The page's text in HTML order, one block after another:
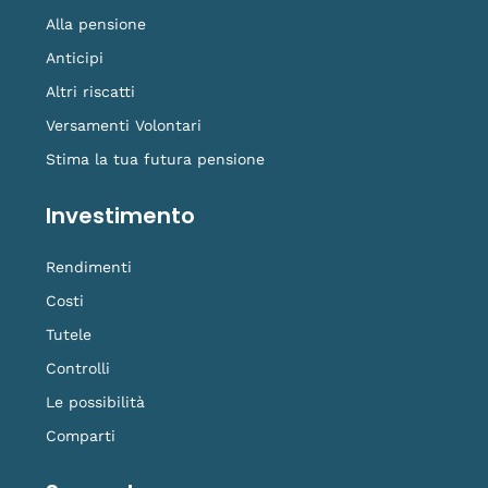
Alla pensione
Anticipi
Altri riscatti
Versamenti Volontari
Stima la tua futura pensione
Investimento
Rendimenti
Costi
Tutele
Controlli
Le possibilità
Comparti